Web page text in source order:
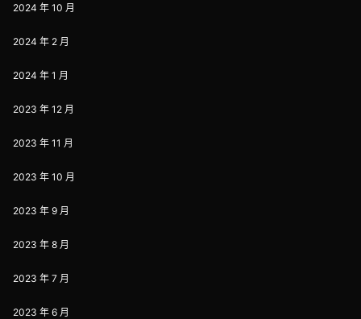
2024 年 10 月
2024 年 2 月
2024 年 1 月
2023 年 12 月
2023 年 11 月
2023 年 10 月
2023 年 9 月
2023 年 8 月
2023 年 7 月
2023 年 6 月